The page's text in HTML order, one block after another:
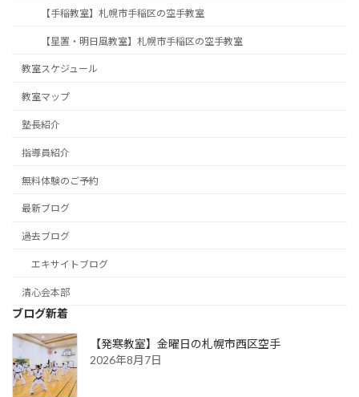
【手稲教室】札幌市手稲区の空手教室
【星置・明日風教室】札幌市手稲区の空手教室
教室スケジュール
教室マップ
塾長紹介
指導員紹介
無料体験のご予約
最新ブログ
過去ブログ
エキサイトブログ
清心会本部
ブログ新着
【発寒教室】金曜日の札幌市西区空手
2026年8月7日